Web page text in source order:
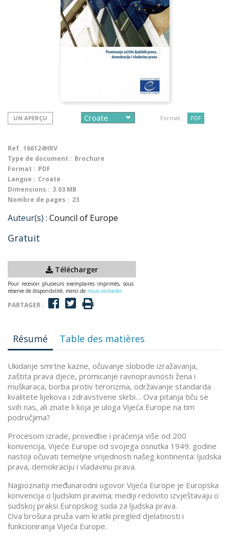
UN APERÇU Format : PDF
Ref. 166124HRV
Type de document : Brochure
Format : PDF
Langue : Croate
Dimensions : 3.03 MB
Nombre de pages : 23
Auteur(s) : Council of Europe
Gratuit
Télécharger
Pour recevoir plusieurs exemplaires imprimés, sous
réserve de disponibilité, merci de nous contacter
PARTAGER :
Résumé Table des matières
Ukidanje smrtne kazne, očuvanje slobode izražavanja,
zaštita prava djece, promicanje ravnopravnosti žena i
muškaraca, borba protiv terorizma, održavanje standarda
kvalitete lijekova i zdravstvene skrbi… Ova pitanja tiču se
svih nas, ali znate li koja je uloga Vijeća Europe na tim
područjima?
Procesom izrade, provedbe i praćenja više od 200
konvencija, Vijeće Europe od svojega osnutka 1949. godine
nastoji očuvati temeljne vrijednosti našeg kontinenta: ljudska
prava, demokraciju i vladavinu prava.
Najpoznatiji međunarodni ugovor Vijeća Europe je Europska
konvencija o ljudskim pravima; mediji redovito izvještavaju o
sudskoj praksi Europskog suda za ljudska prava.
Ova brošura pruža vam kratki pregled djelatnosti i
funkcioniranja Vijeća Europe.